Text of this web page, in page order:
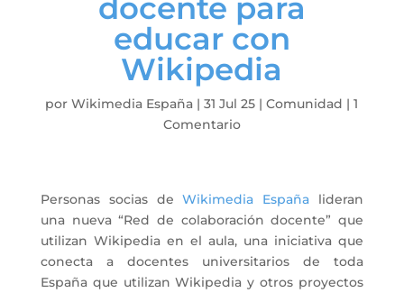
docente para
educar con
Wikipedia
porWikimedia España |31 Jul 25 |Comunidad |1
Comentario
Personas socias deWikimedia España lideran
una nueva “Red de colaboración docente” que
utilizan Wikipedia en el aula, una iniciativa que
conecta a docentes universitarios de toda
España que utilizan Wikipedia y otros proyectos